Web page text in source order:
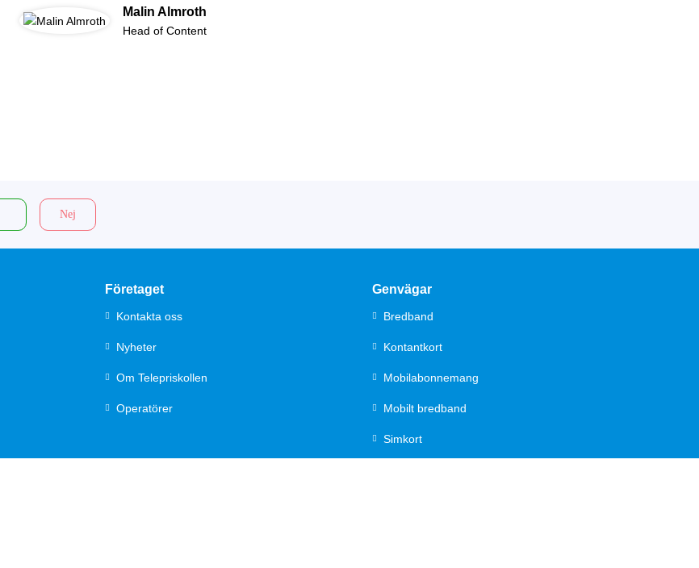
Malin Almroth
Head of Content
Nej
Företaget
Kontakta oss
Nyheter
Om Telepriskollen
Operatörer
Genvägar
Bredband
Kontantkort
Mobilabonnemang
Mobilt bredband
Simkort